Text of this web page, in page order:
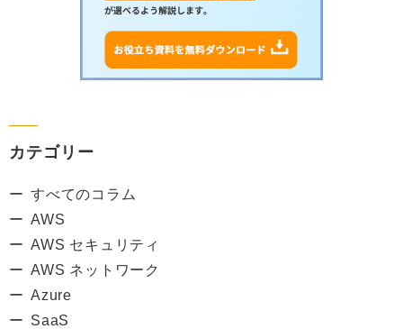
カテゴリー
すべてのコラム
AWS
AWS セキュリティ
AWS ネットワーク
Azure
SaaS